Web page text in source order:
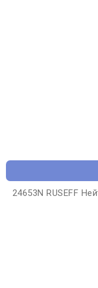
24653N RUSEFF